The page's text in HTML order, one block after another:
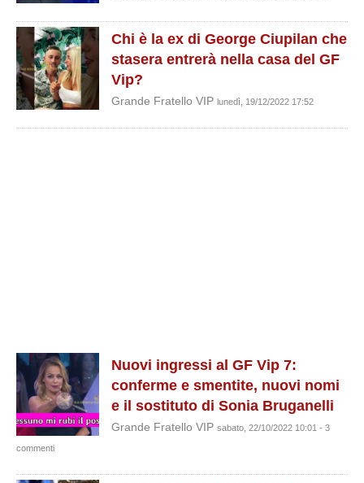
Chi è la ex di George Ciupilan che
stasera entrerà nella casa del GF
Vip?
Grande Fratello VIP lunedì, 19/12/2022 17:52
Nuovi ingressi al GF Vip 7:
conferme e smentite, nuovi nomi
e il sostituto di Sonia Bruganelli
Grande Fratello VIP sabato, 22/10/2022 10:01 - 3
commenti